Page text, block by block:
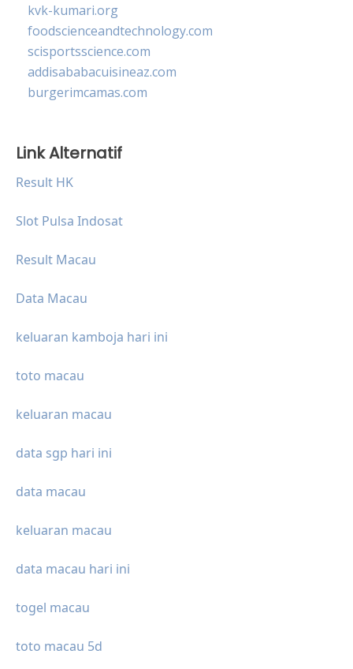
kvk-kumari.org
foodscienceandtechnology.com
scisportsscience.com
addisababacuisineaz.com
burgerimcamas.com
Link Alternatif
Result HK
Slot Pulsa Indosat
Result Macau
Data Macau
keluaran kamboja hari ini
toto macau
keluaran macau
data sgp hari ini
data macau
keluaran macau
data macau hari ini
togel macau
toto macau 5d